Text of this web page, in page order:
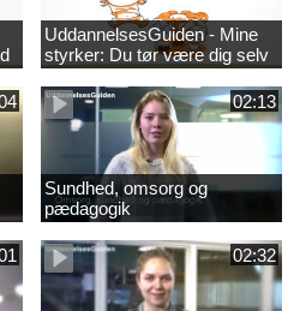
UddannelsesGuiden - Mine
styrker: Du tør være dig selv
02:13
Sundhed, omsorg og
pædagogik
02:32